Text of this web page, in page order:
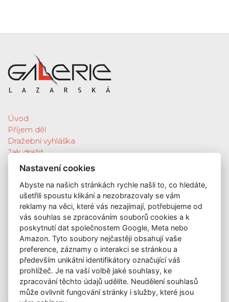
Úvod
Příjem děl
Dražební vyhláška
Jak dražit
Galerie
Katalog vydražených děl
O nás
GDPR
Kontakt
KONTAKT
GALERIE LAZARSKÁ
Lazarská 7
110 00 Praha 1
E-mail:
info@galerielazarska.cz
Nastavení cookies
Abyste na našich stránkách rychle našli to, co hledáte,
ušetřili spoustu klikání a nezobrazovaly se vám
reklamy na věci, které vás nezajímají, potřebujeme od
vás souhlas se zpracováním souborů cookies a k
poskytnutí dat společnostem Google, Meta nebo
Amazon. Tyto soubory nejčastěji obsahují vaše
preference, záznamy o interakci se stránkou a
především unikátní identifikátory označující váš
prohlížeč. Je na vaší volbě jaké souhlasy, ke
zpracování těchto údajů udělíte. Neudělení souhlasů
může ovlivnit fungování stránky i služby, které jsou